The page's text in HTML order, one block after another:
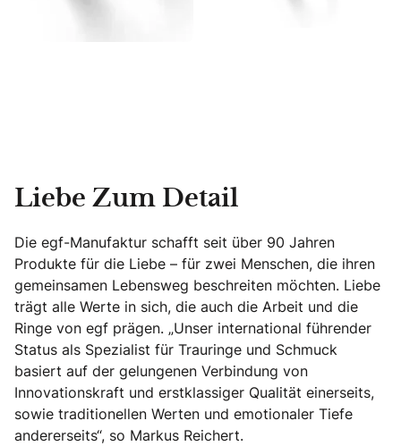
Liebe Zum Detail
Die egf-Manufaktur schafft seit über 90 Jahren
Produkte für die Liebe – für zwei Menschen, die ihren
gemeinsamen Lebensweg beschreiten möchten. Liebe
trägt alle Werte in sich, die auch die Arbeit und die
Ringe von egf prägen. „Unser international führender
Status als Spezialist für Trauringe und Schmuck
basiert auf der gelungenen Verbindung von
Innovationskraft und erstklassiger Qualität einerseits,
sowie traditionellen Werten und emotionaler Tiefe
andererseits“, so Markus Reichert.